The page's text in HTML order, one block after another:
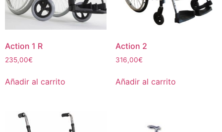
Action 1 R
235,00€
Añadir al carrito
Action 2
316,00€
Añadir al carrito